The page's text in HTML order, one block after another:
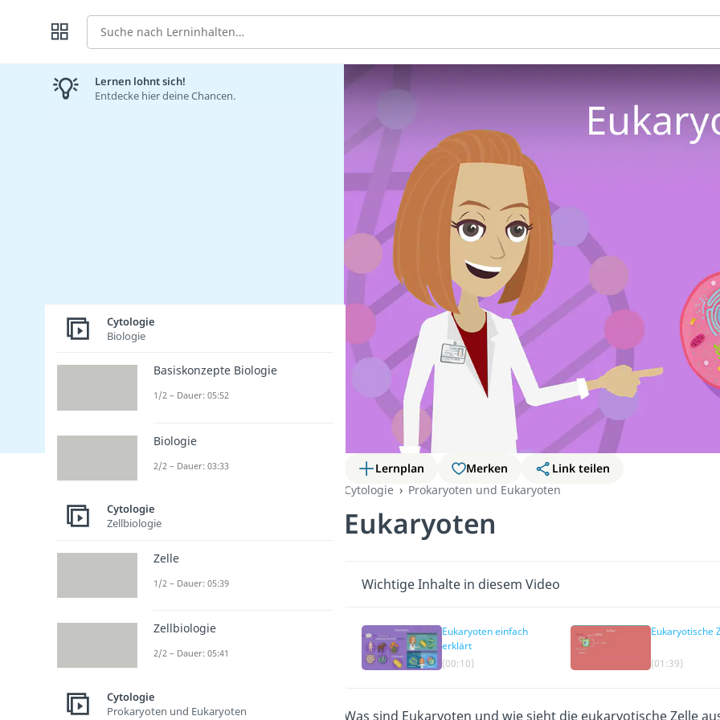
Suche
Lernplan Merken
Link teilen
Cytologie
Prokaryoten und Eukaryoten
Eukaryoten
Wichtige Inhalte in diesem Video
Eukaryoten einfach
erklärt
(00:10)
Eukaryotische
(01:39)
Was sind Eukaryoten und wie sieht die eukaryotische Zelle
Lernen lohnt sich!
Entdecke hier deine Chancen.
Cytologie
Biologie
Basiskonzepte Biologie
1/2 – Dauer: 05:52
Biologie
2/2 – Dauer: 03:33
Cytologie
Zellbiologie
Zelle
1/2 – Dauer: 05:39
Zellbiologie
2/2 – Dauer: 05:41
Cytologie
Prokaryoten und Eukaryoten